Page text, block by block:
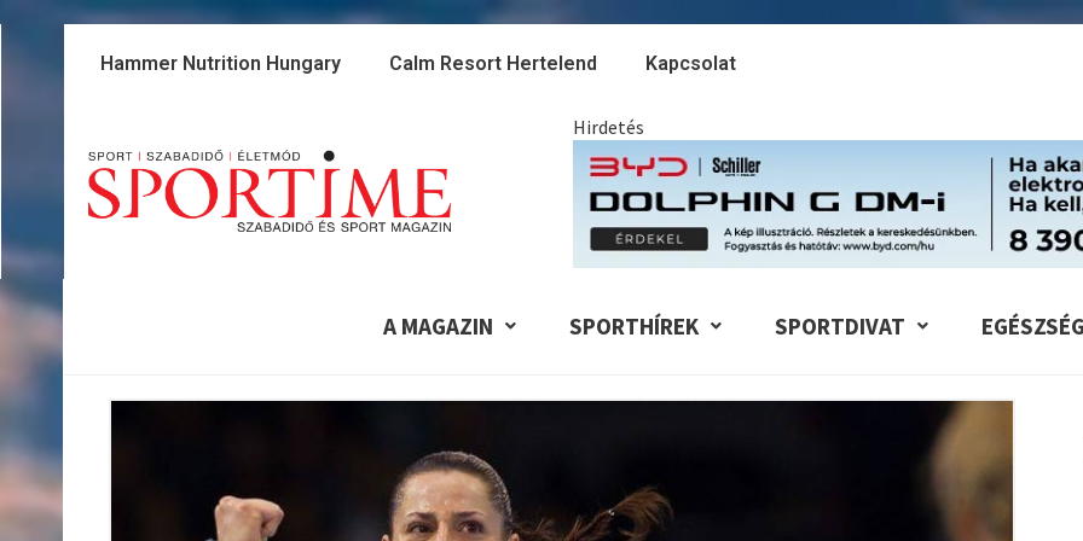
Hammer Nutrition Hungary Calm Resort Hertelend Kapcsolat
Hirdetés
A MAGAZIN SPORTHÍREK SPORTDIVAT EGÉSZSÉG